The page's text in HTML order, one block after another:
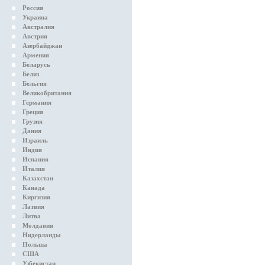
Россия
Украина
Австралия
Австрия
Азербайджан
Армения
Беларусь
Белиз
Бельгия
Великобритания
Германия
Греция
Грузия
Дания
Израиль
Индия
Испания
Италия
Казахстан
Канада
Киргизия
Латвия
Литва
Молдавия
Нидерланды
Польша
США
Узбекистан